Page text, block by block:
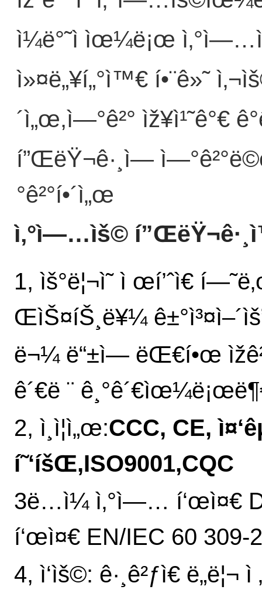
ì¼ë°˜ì ìœ¼ë¡œ
ì»¤ë„¥í„°ì™€ í•¨ê»˜
´ì„œ,ì—°ê²° ìž¥ì¹˜ê°€
í”ŒëŸ¬ê·¸ì—
°ê²°í•´ì„œ
ì‚°ì—…ìš©
1, ìš°ë¦¬ì˜ ì œí’ˆì€
ŒìŠ¤íŠ¸ë¥¼
ë¬¼ ë“±ì— ëŒ€í•œ
ê´€ë ¨
2, ì¸ì¦ì„œ:CCC, CE,
í˜‘íšŒ,ISO9001,CQC
3ë…ì¼ ì‚°ì—… í‘œì¤€
í‘œì¤€ EN/IEC 60 309-2
4, ì‘ìš©: ê·¸ê²ƒì€